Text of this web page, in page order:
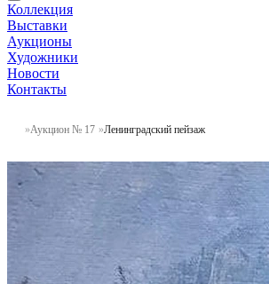
Коллекция
Выставки
Аукционы
Художники
Новости
Контакты
Аукцион № 17 Ленинградский пейзаж